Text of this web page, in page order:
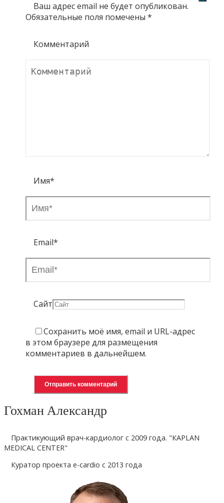
Ваш адрес email не будет опубликован.
Обязательные поля помечены*
Комментарий
Имя*
Email*
Сайт
Сохранить моё имя, email и URL-адрес
в этом браузере для размещения
комментариев в дальнейшем.
Гохман Александр
Практикующий врач-кардиолог с 2009 года. "КAPLAN
MEDICAL CENTER"
Куратор проекта e-cardio с 2013 года